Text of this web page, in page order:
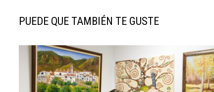
PUEDE QUE TAMBIÉN TE GUSTE